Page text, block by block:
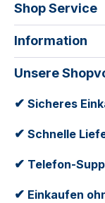
Shop Service
Information
Unsere
✔ Sicheres
✔ Schnelle
✔ Telefon-
✔ Einkaufen